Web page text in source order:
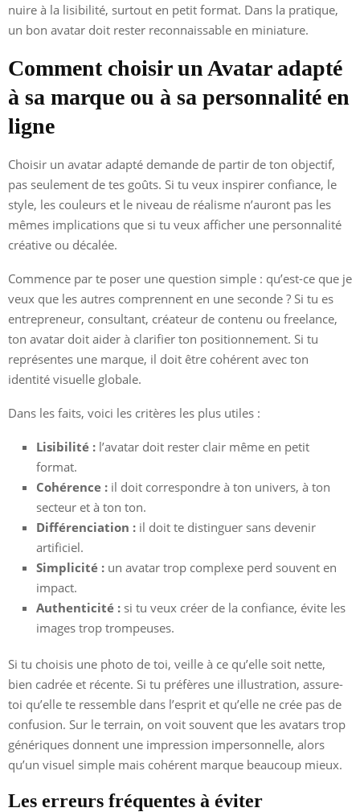
nuire à la lisibilité, surtout en petit format. Dans la pratique,
un bon avatar doit rester reconnaissable en miniature.
Comment choisir un Avatar adapté
à sa marque ou à sa personnalité en
ligne
Choisir un avatar adapté demande de partir de ton objectif,
pas seulement de tes goûts. Si tu veux inspirer confiance, le
style, les couleurs et le niveau de réalisme n’auront pas les
mêmes implications que si tu veux afficher une personnalité
créative ou décalée.
Commence par te poser une question simple : qu’est-ce que je
veux que les autres comprennent en une seconde ? Si tu es
entrepreneur, consultant, créateur de contenu ou freelance,
ton avatar doit aider à clarifier ton positionnement. Si tu
représentes une marque, il doit être cohérent avec ton
identité visuelle globale.
Dans les faits, voici les critères les plus utiles :
Lisibilité : l’avatar doit rester clair même en petit
format.
Cohérence : il doit correspondre à ton univers, à ton
secteur et à ton ton.
Différenciation : il doit te distinguer sans devenir
artificiel.
Simplicité : un avatar trop complexe perd souvent en
impact.
Authenticité : si tu veux créer de la confiance, évite les
images trop trompeuses.
Si tu choisis une photo de toi, veille à ce qu’elle soit nette,
bien cadrée et récente. Si tu préfères une illustration, assure-
toi qu’elle te ressemble dans l’esprit et qu’elle ne crée pas de
confusion. Sur le terrain, on voit souvent que les avatars trop
génériques donnent une impression impersonnelle, alors
qu’un visuel simple mais cohérent marque beaucoup mieux.
Les erreurs fréquentes à éviter